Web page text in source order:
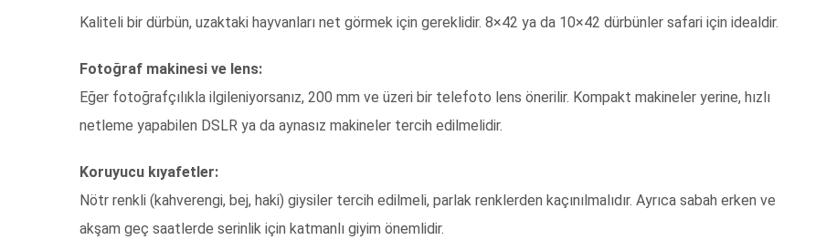
Kaliteli bir dürbün, uzaktaki hayvanları net görmek için gereklidir. 8×42 ya da 10×42 dürbünler safari için idealdir.
Fotoğraf makinesi ve lens:
Eğer fotoğrafçılıkla ilgileniyorsanız, 200 mm ve üzeri bir telefoto lens önerilir. Kompakt makineler yerine, hızlı
netleme yapabilen DSLR ya da aynasız makineler tercih edilmelidir.
Koruyucu kıyafetler:
Nötr renkli (kahverengi, bej, haki) giysiler tercih edilmeli, parlak renklerden kaçınılmalıdır. Ayrıca sabah erken ve
akşam geç saatlerde serinlik için katmanlı giyim önemlidir.